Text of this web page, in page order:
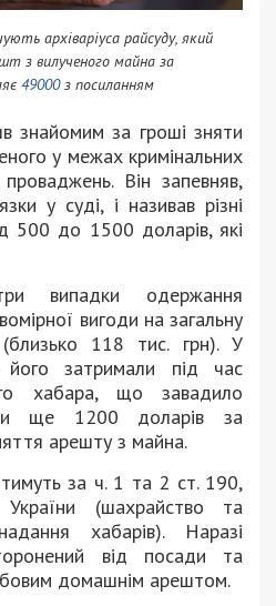
архіваріуса райсуду, який
з вилученого майна за
49000з посиланням
знайомим за гроші зняти
у межах кримінальних
Він запевняв,
у суді, і називав різні
500 до 1500 доларів, які
випадки одержання
вигоди на загальну
118 тис. грн). У
затримали під час
хабара, що завадило
ще 1200 доларів за
арешту з майна.
за ч. 1 та 2 ст. 190,
(шахрайство та
хабарів). Наразі
від посади та
домашнім арештом.